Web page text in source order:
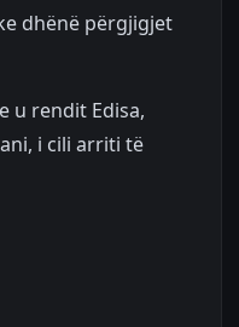
dhënë përgjigjet
u rendit Edisa,
i cili arriti të